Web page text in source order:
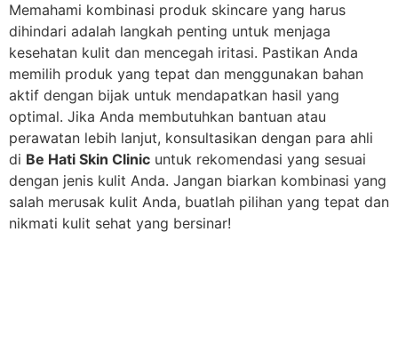
Memahami kombinasi produk skincare yang harus
dihindari adalah langkah penting untuk menjaga
kesehatan kulit dan mencegah iritasi. Pastikan Anda
memilih produk yang tepat dan menggunakan bahan
aktif dengan bijak untuk mendapatkan hasil yang
optimal. Jika Anda membutuhkan bantuan atau
perawatan lebih lanjut, konsultasikan dengan para ahli
di Be Hati Skin Clinic untuk rekomendasi yang sesuai
dengan jenis kulit Anda. Jangan biarkan kombinasi yang
salah merusak kulit Anda, buatlah pilihan yang tepat dan
nikmati kulit sehat yang bersinar!